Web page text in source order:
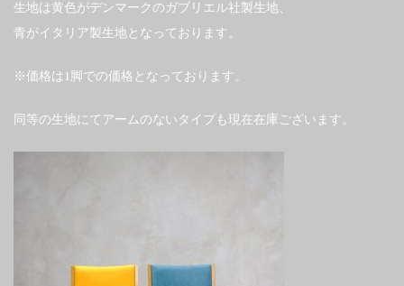
生地は黄色がデンマークのガブリエル社製生地、
青がイタリア製生地となっております。
※価格は1脚での価格となっております。
同等の生地にてアームのないタイプも現在在庫ございます。